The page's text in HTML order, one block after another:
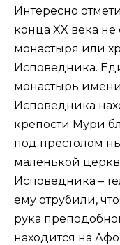
Интересно
конца XX века
монастыря или
Исповедника.
монастырь
Исповедника
крепости Мури
под престолом
маленькой
Исповедника –
ему отрубили,
рука
находится на